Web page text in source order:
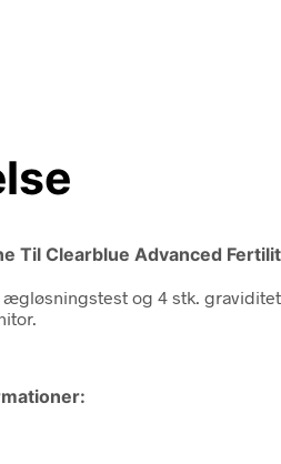
Til Clearblue Advanced
ægløsningstest og 4 stk.